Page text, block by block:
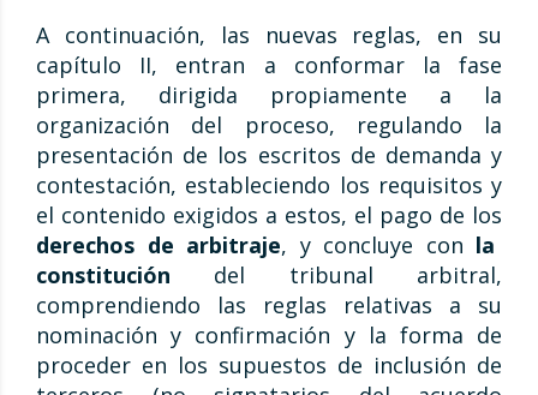
A continuación, las nuevas reglas, en su
capítulo II, entran a conformar la fase
primera, dirigida propiamente a la
organización del proceso, regulando la
presentación de los escritos de demanda y
contestación, estableciendo los requisitos y
el contenido exigidos a estos, el pago de los
derechos de arbitraje, y concluye con la
constitución del tribunal arbitral,
comprendiendo las reglas relativas a su
nominación y confirmación y la forma de
proceder en los supuestos de inclusión de